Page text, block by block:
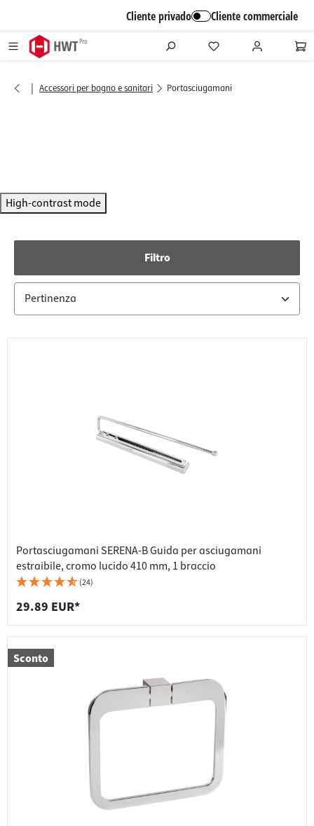
Cliente privado Cliente commerciale
| Accessori per bagno e sanitari Portasciugamani
High-contrast mode
Filtro
Portasciugamani SERENA-B Guida per asciugamani
estraibile, cromo lucido 410 mm, 1 braccio
(24)
29.89 EUR*
Sconto